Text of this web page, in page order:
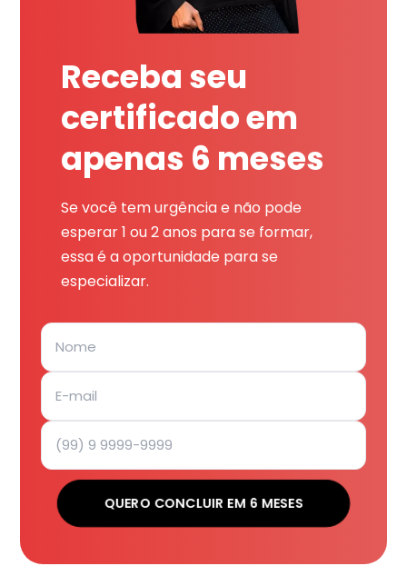
Receba seu
certificado em
apenas 6 meses
Se você tem urgência e não pode
esperar 1 ou 2 anos para se formar,
essa é a oportunidade para se
especializar.
QUERO CONCLUIR EM 6 MESES